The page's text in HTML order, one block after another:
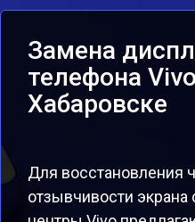
Замена
телефона
Хабаровске
Для восстановления
отзывчивости